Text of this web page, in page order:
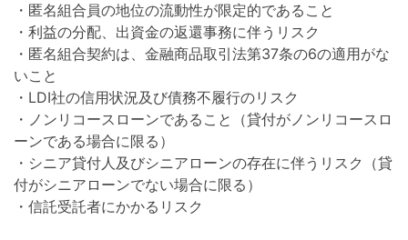
・匿名組合員の地位の流動性が限定的であること
・利益の分配、出資金の返還事務に伴うリスク
・匿名組合契約は、金融商品取引法第37条の6の適用がな
いこと
・LDI社の信用状況及び債務不履行のリスク
・ノンリコースローンであること（貸付がノンリコースロ
ーンである場合に限る）
・シニア貸付人及びシニアローンの存在に伴うリスク（貸
付がシニアローンでない場合に限る）
・信託受託者にかかるリスク